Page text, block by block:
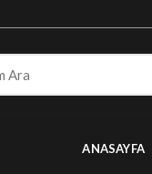
ANASAYFA